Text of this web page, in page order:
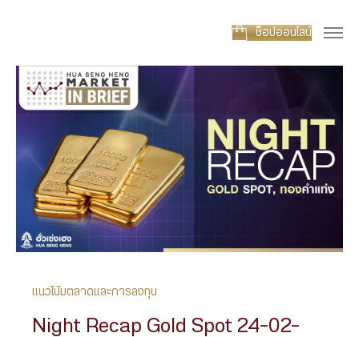
ช็อปออนไลน์
แนวโน้มตลาดและการลงทุน
Night Recap Gold Spot 24-02-